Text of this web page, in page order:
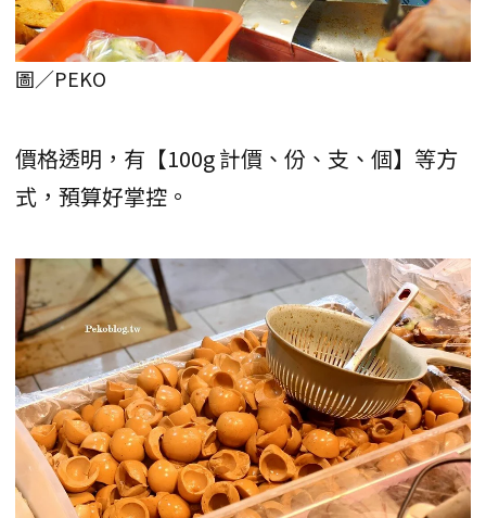
圖／PEKO
價格透明，有【100g 計價、份、支、個】等方
式，預算好掌控。